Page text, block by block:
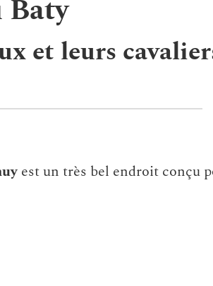
et leurs
est un très bel endroit conçu